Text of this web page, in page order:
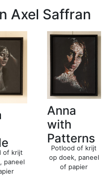
Axel Saffran
of krijt
paneel
Anna
with
Patterns
Potlood of krijt
op doek, paneel
of papier